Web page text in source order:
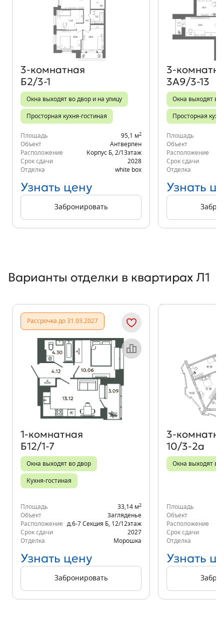
Объект месяца
3‑комнатная
Б2/3-1
Окна выходят во двор и на улицу
Просторная кухня-гостиная
Площадь 95,1 м2
Объект
Антверпен
Расположение
Корпус Б 2/13этаж
Срок сдачи
2028
Отделка
white box
Узнать цену
Забронировать
3А9/3-13
Окна выходят во
Просторная
Площадь
Объект
Расположение
Срок сдачи
Отделка
Узнать
Варианты отделки в квартирах Л1
Рассрочка до 31.03.2027
Объект месяца
1‑комнатная
Б12/1-7
Окна выходят во двор
Кухня-гостиная
Площадь 33,14 м2
Объект
Загляденье
Расположение
д.6-7 Секция Б 12/12этаж
Срок сдачи
2027
Отделка
Морошка
Узнать цену
Забронировать
10/3-2а
Окна выходят во
Площадь
Объект
Расположение
Срок сдачи
Отделка
Узнать